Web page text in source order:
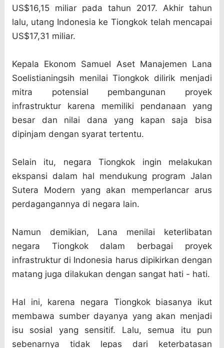
US$16,15 miliar pada tahun 2017. Akhir tahun
lalu, utang Indonesia ke Tiongkok telah mencapai
US$17,31 miliar.
Kepala Ekonom Samuel Aset Manajemen Lana
Soelistianingsih menilai Tiongkok dilirik menjadi
mitra potensial pembangunan proyek
infrastruktur karena memiliki pendanaan yang
besar dan nilai dana yang kapan saja bisa
dipinjam dengan syarat tertentu.
Selain itu, negara Tiongkok ingin melakukan
ekspansi dalam hal mendukung program Jalan
Sutera Modern yang akan memperlancar arus
perdagangannya di negara lain.
Namun demikian, Lana menilai keterlibatan
negara Tiongkok dalam berbagai proyek
infrastruktur di Indonesia harus dipikirkan dengan
matang juga dilakukan dengan sangat hati - hati.
Hal ini, karena negara Tiongkok biasanya ikut
membawa sumber dayanya yang akan menjadi
isu sosial yang sensitif. Lalu, semua itu pun
sebenarnya tidak lepas dari keterbatasan